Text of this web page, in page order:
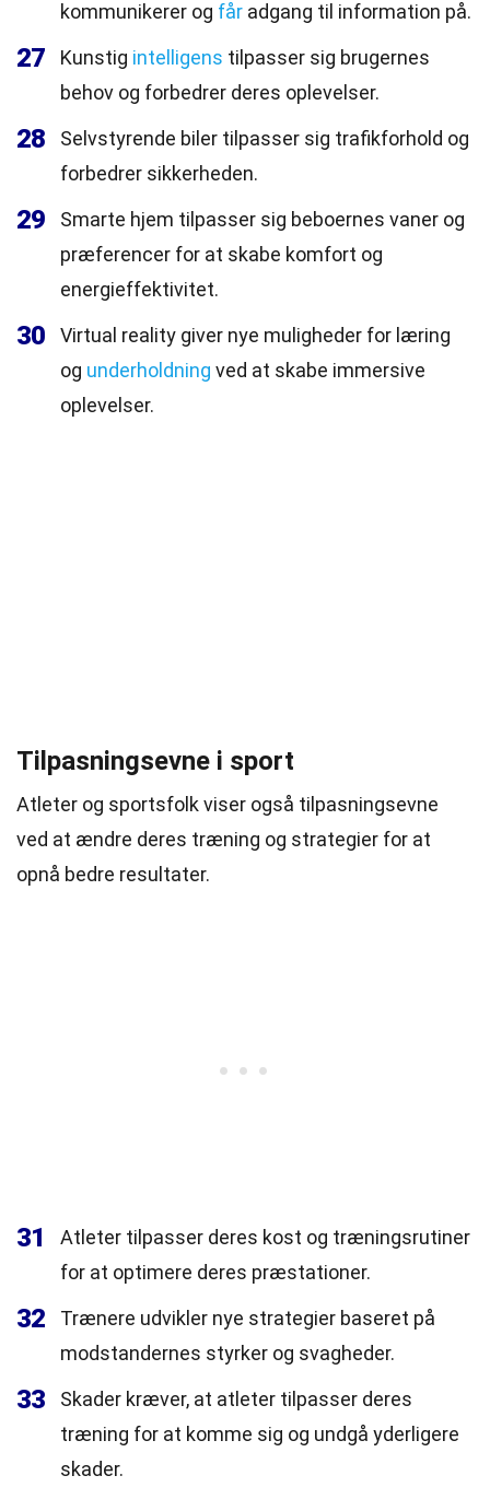
kommunikerer og får adgang til information på.
27 Kunstig intelligens tilpasser sig brugernes
behov og forbedrer deres oplevelser.
28
Selvstyrende biler tilpasser sig trafikforhold og
forbedrer sikkerheden.
29
Smarte hjem tilpasser sig beboernes vaner og
præferencer for at skabe komfort og
energieffektivitet.
30
Virtual reality giver nye muligheder for læring
og underholdning ved at skabe immersive
oplevelser.
Tilpasningsevne i sport
Atleter og sportsfolk viser også tilpasningsevne
ved at ændre deres træning og strategier for at
opnå bedre resultater.
31
Atleter tilpasser deres kost og træningsrutiner
for at optimere deres præstationer.
32
Trænere udvikler nye strategier baseret på
modstandernes styrker og svagheder.
33
Skader kræver, at atleter tilpasser deres
træning for at komme sig og undgå yderligere
skader.